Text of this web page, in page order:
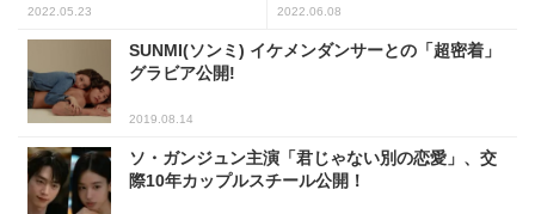
2022.05.23 2022.06.08
SUNMI(ソンミ) イケメンダンサーとの「超密着」
グラビア公開!
2019.08.14
ソ・ガンジュン主演「君じゃない別の恋愛」、交
際10年カップルスチール公開！